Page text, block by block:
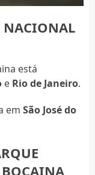
NACIONAL
está
e Rio de Janeiro.
em São José do